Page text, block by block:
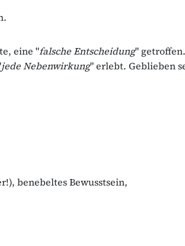
eine "falsche Entscheidung"
jede Nebenwirkung" erlebt. Geblieben
benebeltes Bewusstsein,